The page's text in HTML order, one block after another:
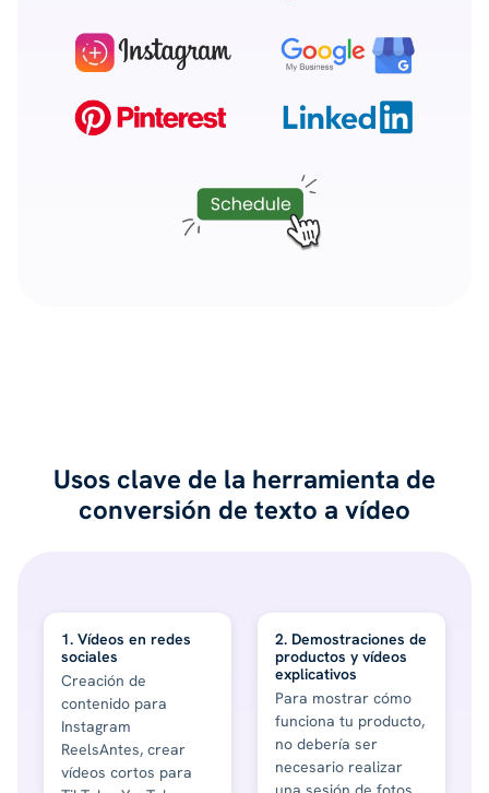
Usos clave de la herramienta de
conversión de texto a vídeo
1. Vídeos en redes
sociales
Creación de
contenido para
Instagram
ReelsAntes, crear
vídeos cortos para
2. Demostraciones de
productos y vídeos
explicativos
Para mostrar cómo
funciona tu producto,
no debería ser
necesario realizar